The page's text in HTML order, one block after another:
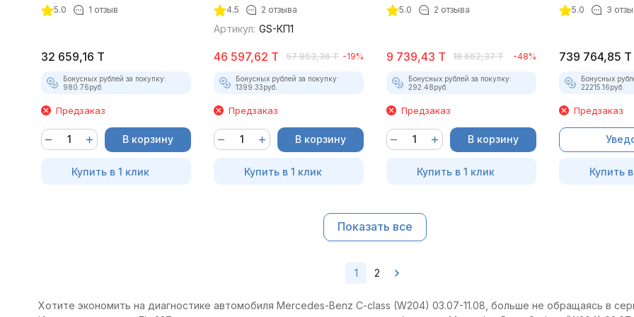
5.0 1 отзыв
32 659,16 T
Бонусных рублей за покупку:
980.76руб.
Предзаказ
В корзину
Купить в 1 клик
4.5 2 отзыва
Артикул: GS-КП1
46 597,62 T 57 853,36 T -19%
Бонусных рублей за покупку:
1399.33руб.
Предзаказ
В корзину
Купить в 1 клик
5.0 2 отзыва
9 739,43 T 18 662,37 T -48%
Бонусных рублей за покупку:
292.48руб.
Предзаказ
В корзину
Купить в 1 клик
4 (полный
5.0 3
739 764,85 T
Бонусных
22215.16руб.
Предзаказ
Купить
Показать все
1 2
Хотите экономить на диагностике автомобиля Mercedes-Benz C-class (W204) 03.07-11.08, больше не обращаясь в